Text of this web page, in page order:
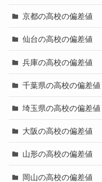
京都の高校の偏差値
仙台の高校の偏差値
兵庫の高校の偏差値
千葉県の高校の偏差値
埼玉県の高校の偏差値
大阪の高校の偏差値
山形の高校の偏差値
岡山の高校の偏差値